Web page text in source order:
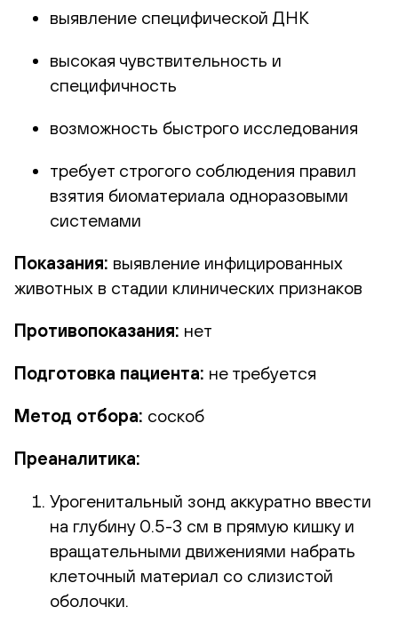
выявление специфической ДНК
высокая чувствительность и
специфичность
возможность быстрого исследования
требует строгого соблюдения правил
взятия биоматериала одноразовыми
системами
Показания: выявление инфицированных
животных в стадии клинических признаков
Противопоказания: нет
Подготовка пациента: не требуется
Метод отбора: соскоб
Преаналитика:
Урогенитальный зонд аккуратно ввести
на глубину 0.5-3 см в прямую кишку и
вращательными движениями набрать
клеточный материал со слизистой
оболочки.